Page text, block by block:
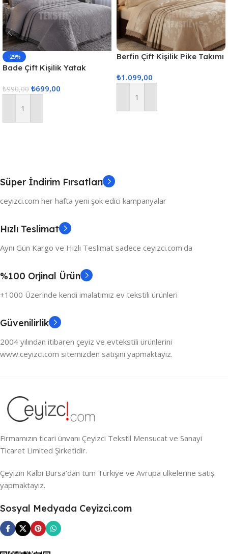
-29%
Bade Çift Kişilik Yatak
₺990,00 ₺699,00
Sepete Ekle
Berfin Çift Kişilik Pike Takımı
₺1.099,00
Sepete Ekle
Süper İndirim Fırsatları
ceyizci.com her hafta yeni şok edici kampanyalar
Hızlı Teslimat
Aynı Gün Kargo ve Hızlı Teslimat sadece ceyizci.com'da
%100 Orjinal Ürün
+1000 Üzerinde kendi imalatımız ev tekstili ürünleri
Güvenilirlik
2004 yılından itibaren çeyiz ve evtekstili ürünlerini
www.ceyizci.com sitemizden satışını yapmaktayız.
Firmamızın ticari ünvanı Çeyizci Tekstil Mensucat ve Sanayi
Ticaret Limited Şirketidir.
Çeyizin Kalbi Bursa’dan tüm Türkiye ve Avrupa ülkelerine satış
yapmaktayız.
Sosyal Medyada Ceyizci.com